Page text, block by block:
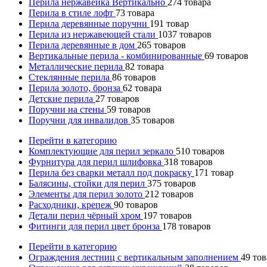
Перила нержавейка Вертикально 274 товара
Перила в стиле лофт 73 товара
Перила деревянные поручни 191 товар
Перила из нержавеющей стали 1037 товаров
Перила деревянные в дом 265 товаров
Вертикальные перила - комбинированные 69 товаров
Металлические перила 82 товара
Стеклянные перила 86 товаров
Перила золото, бронза 62 товара
Детские перила 27 товаров
Поручни на стены 59 товаров
Поручни для инвалидов 35 товаров
Перейти в категорию
Комплектующие для перил зеркало 510 товаров
Фурнитура для перил шлифовка 318 товаров
Перила без сварки металл под покраску 171 товар
Балясины, стойки для перил 375 товаров
Элементы для перил золото 212 товаров
Расходники, крепеж 90 товаров
Детали перил чёрный хром 197 товаров
Фитинги для перил цвет бронза 178 товаров
Перейти в категорию
Ограждения лестниц с вертикальным заполнением 49